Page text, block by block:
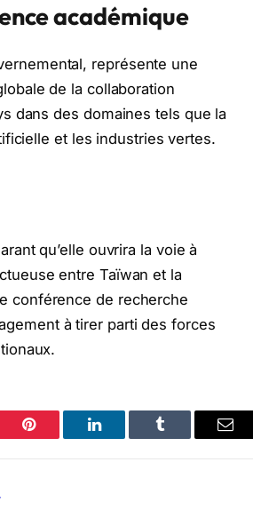
académique
représente une
de la collaboration
dans des domaines tels que la
et les industries vertes.
qu’elle ouvrira la voie à
entre Taïwan et la
conférence de recherche
à tirer parti des forces
Pinterest LinkedIn Tumblr